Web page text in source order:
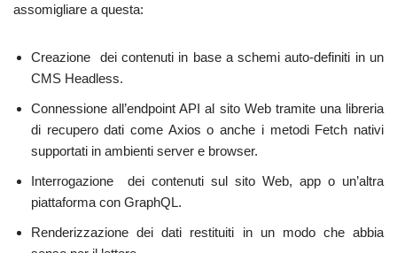
assomigliare a questa:
Creazione dei contenuti in base a schemi auto-definiti in un
CMS Headless.
Connessione all’endpoint API al sito Web tramite una libreria
di recupero dati come Axios o anche i metodi Fetch nativi
supportati in ambienti server e browser.
Interrogazione dei contenuti sul sito Web, app o un’altra
piattaforma con GraphQL.
Renderizzazione dei dati restituiti in un modo che abbia